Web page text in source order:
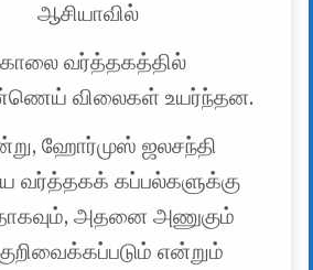
ஆசியாவில்
வர்த்தகத்தில்
விலைகள் உயர்ந்தன.
ஹோர்முஸ் ஜலசந்தி
வர்த்தகக் கப்பல்களுக்கு
அதனை அணுகும்
என்றும்